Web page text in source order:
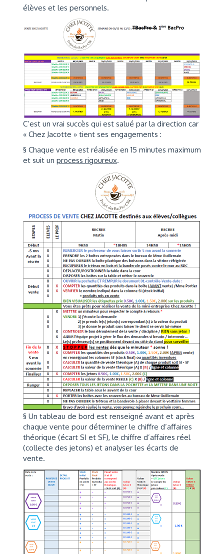
élèves et les personnels.
C’est un vrai succès qui est salué par la direction car
« Chez Jacotte » tient ses engagements :
§ Chaque vente est réalisée en 15 minutes maximum
et suit un process rigoureux.
§ Un tableau de bord est renseigné avant et après
chaque vente pour déterminer le chiffre d’affaires
théorique (écart SI et SF), le chiffre d’affaires réel
(collecte des jetons) et analyser les écarts de
vente.